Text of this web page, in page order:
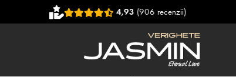
4,93(906 recenzii)